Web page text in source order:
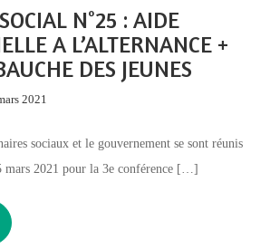
N°25 : AIDE
A L’ALTERNANCE +
DES JEUNES
2021
sociaux et le gouvernement se sont réunis
mars 2021 pour la 3e conférence […]